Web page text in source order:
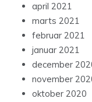
april 2021
marts 2021
februar 2021
januar 2021
december
november
oktober 2020